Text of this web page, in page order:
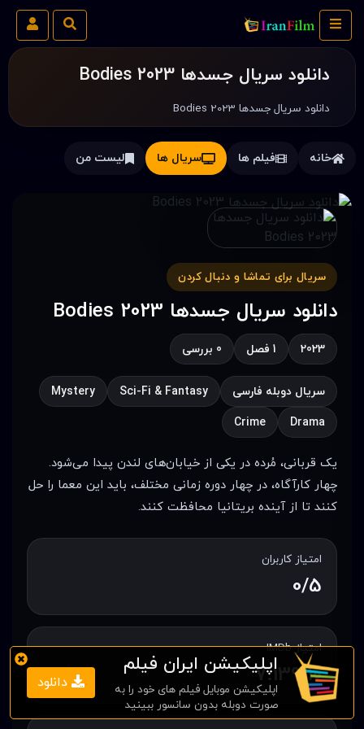
دانلود سریال جسدها Bodies 2023
دانلود سریال جسدها Bodies 2023
خانه فیلم ها سریال ها لیست من
سریال برای تماشا و دنبال کردن
دانلود سریال جسدها Bodies 2023
2023 1 فصل 0 بررسی
سریال دوبله فارسی Sci-Fi & Fantasy
Mystery
Drama
Crime
یک قربانی، مُرده در یکی از خیابان‌های لندن پیدا می‌شود.
چهار کارآگاه، در چهار دوره زمانی مختلف، باید این معما را حل
کنند تا از آینده بریتانیا محافظت کنند.
امتیاز کاربران
0/5
امتیاز IMDb
7.139/10اپلیکیشن ایران فیلم
اپلیکیشن موبایل فیلم های خود را به
صورت دوبله بدون سانسور ببینید
دانلود